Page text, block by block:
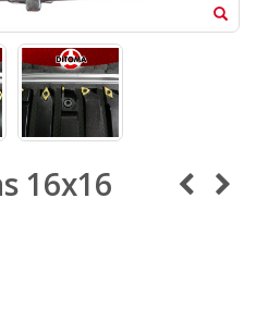
16x16